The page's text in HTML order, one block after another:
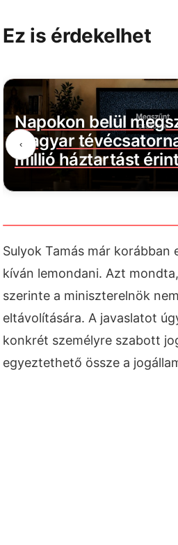
Ez is érdekelhet
‹
Napokon belül
magyar
millió háztartást
Sulyok Tamás már
kíván lemondani. Azt
szerinte a miniszterelnök
eltávolítására. A javaslatot
konkrét személyre szabott
egyeztethető össze a